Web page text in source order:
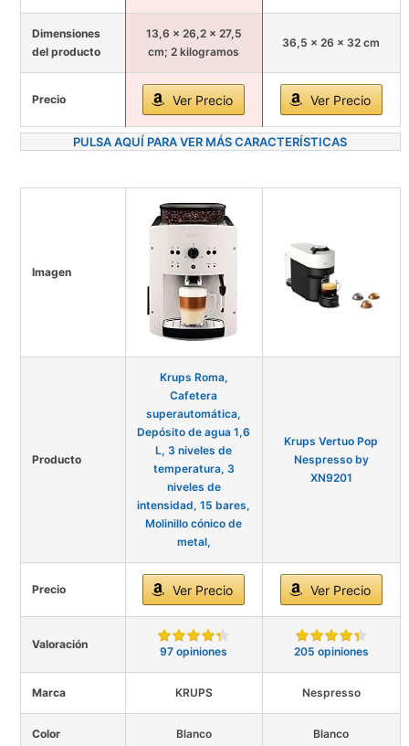
Dimensiones
del producto
13,6 x 26,2 x 27,5
cm; 2 kilogramos
36,5 x 26 x 32 cm
Precio Ver Precio Ver Precio
PULSA AQUÍ PARA VER MÁS CARACTERÍSTICAS
Imagen
Producto
Krups Roma,
Cafetera
superautomática,
Depósito de agua 1,6
L, 3 niveles de
temperatura, 3
niveles de
intensidad, 15 bares,
Molinillo cónico de
metal,
Krups Vertuo Pop
Nespresso by
XN9201
Precio Ver Precio Ver Precio
Valoración
97 opiniones 205 opiniones
Marca KRUPS Nespresso
Color Blanco Blanco